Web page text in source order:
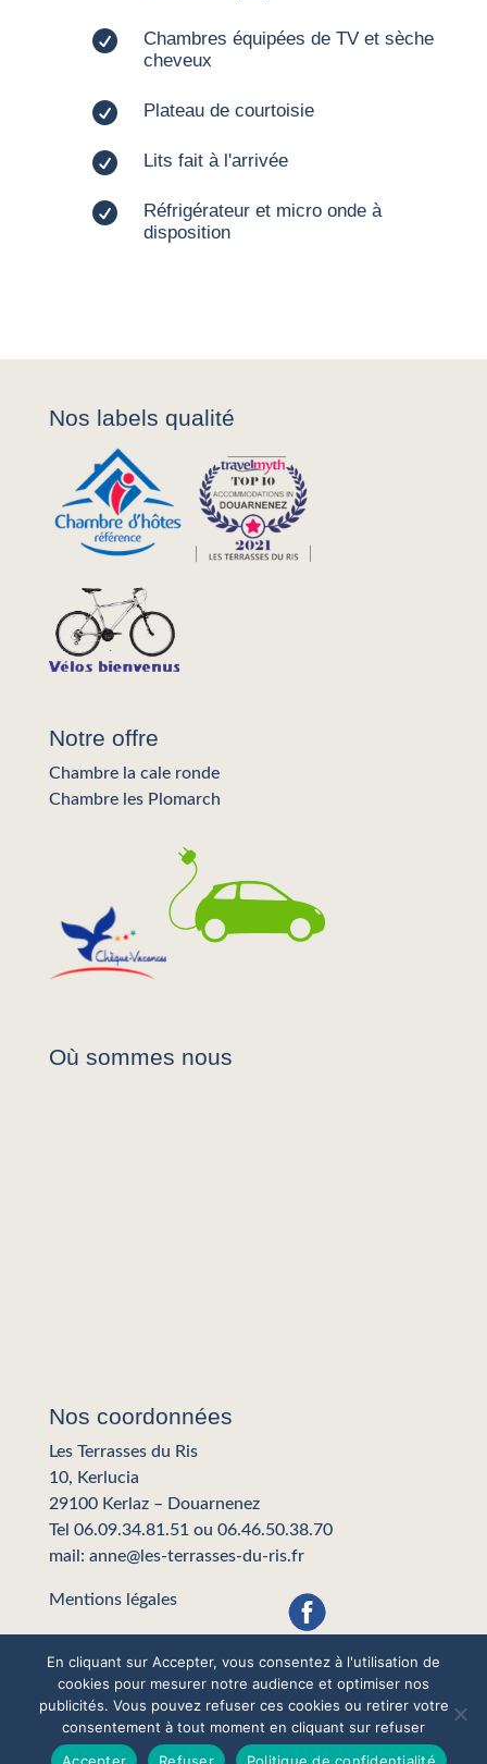

Chambres équipées de TV et sèche
cheveux
 Plateau de courtoisie
 Lits fait à l'arrivée

Réfrigérateur et micro onde à
disposition
Nos labels qualité
Notre offre
Chambre la cale ronde
Chambre les Plomarch
Où sommes nous
Nos coordonnées
Les Terrasses du Ris
10, Kerlucia
29100 Kerlaz – Douarnenez
Tel 06.09.34.81.51 ou 06.46.50.38.70
mail: anne@les-terrasses-du-ris.fr
Mentions légales
Réalisation Les déferlantes Digitales
En cliquant sur Accepter, vous consentez à l'utilisation de
cookies pour mesurer notre audience et optimiser nos
publicités. Vous pouvez refuser ces cookies ou retirer votre
consentement à tout moment en cliquant sur refuser
Accepter
Refuser Politique de confidentialité